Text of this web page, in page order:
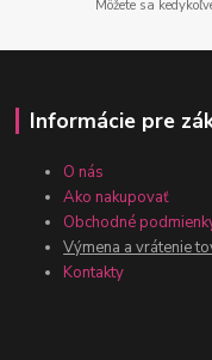
Môžete sa
Informácie pre
O nás
Ako nakupovať
Obchodné
Výmena a vrátenie
Kontakty